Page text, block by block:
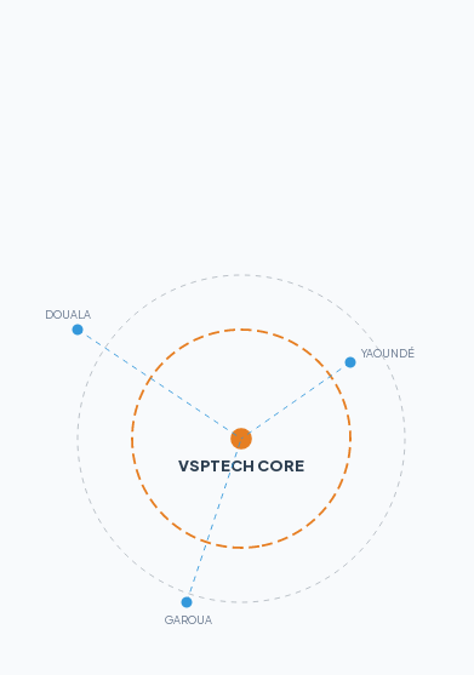
VSPTECH CORE
DOUALA
YAOUNDÉ
GAROUA